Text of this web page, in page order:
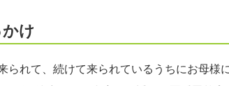
け
られて、続けて来られているうちにお母様